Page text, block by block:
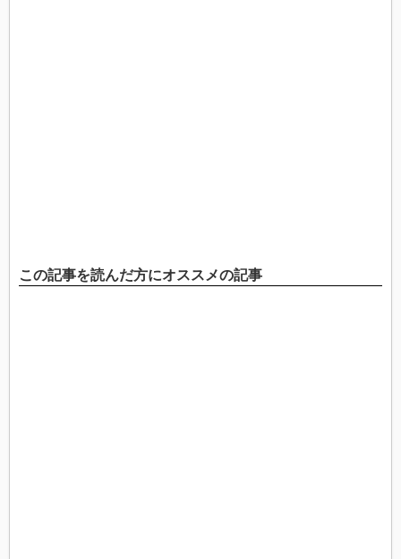
この記事を読んだ方にオススメの記事